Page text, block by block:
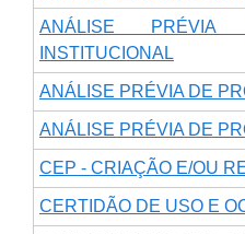
ANÁLISE
INSTITUCIONAL
ANÁLISE PRÉVIA DE
ANÁLISE PRÉVIA DE
CEP - CRIAÇÃO E/OU
CERTIDÃO DE USO E